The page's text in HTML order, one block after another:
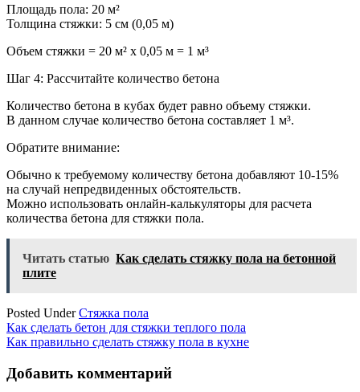
Площадь пола: 20 м²
Толщина стяжки: 5 см (0,05 м)
Объем стяжки = 20 м² x 0,05 м = 1 м³
Шаг 4: Рассчитайте количество бетона
Количество бетона в кубах будет равно объему стяжки.
В данном случае количество бетона составляет 1 м³.
Обратите внимание:
Обычно к требуемому количеству бетона добавляют 10-15%
на случай непредвиденных обстоятельств.
Можно использовать онлайн-калькуляторы для расчета
количества бетона для стяжки пола.
Читать статью Как сделать стяжку пола на бетонной
плите
Posted UnderСтяжка пола
Навигация
по
записям
Как сделать бетон для стяжки теплого пола
Как правильно сделать стяжку пола в кухне
Добавить комментарий